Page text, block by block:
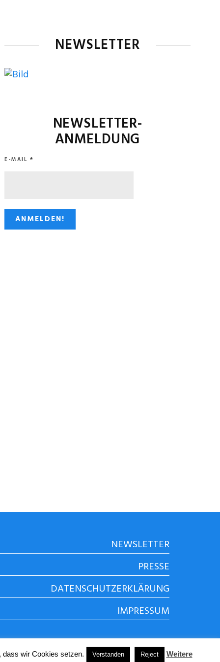
NEWSLETTER
NEWSLETTER-
ANMELDUNG
E-MAIL *
NEWSLETTER
PRESSE
DATENSCHUTZERKLÄRUNG
IMPRESSUM
dass wir Cookies setzen. Verstanden Reject Weitere